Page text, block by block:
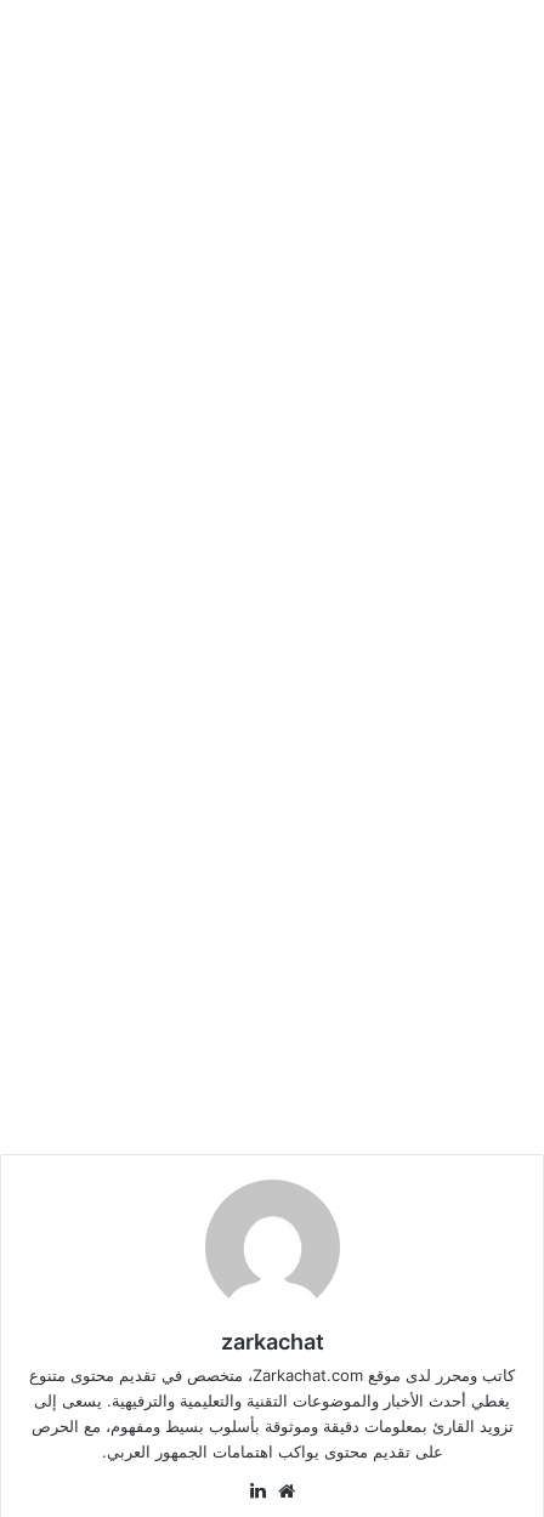
zarkachat
كاتب ومحرر لدى موقع Zarkachat.com، متخصص في تقديم محتوى متنوع
يغطي أحدث الأخبار والموضوعات التقنية والتعليمية والترفيهية. يسعى إلى
تزويد القارئ بمعلومات دقيقة وموثوقة بأسلوب بسيط ومفهوم، مع الحرص
على تقديم محتوى يواكب اهتمامات الجمهور العربي.
موقع